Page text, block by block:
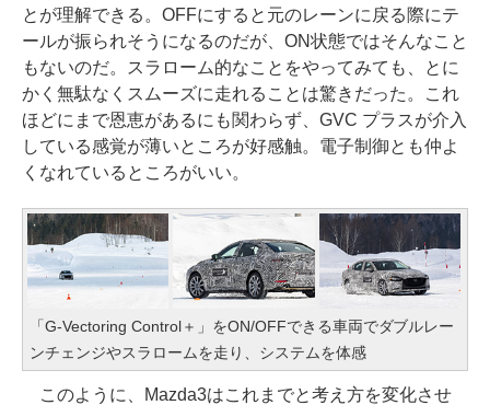
とが理解できる。OFFにすると元のレーンに戻る際にテ
ールが振られそうになるのだが、ON状態ではそんなこと
もないのだ。スラローム的なことをやってみても、とに
かく無駄なくスムーズに走れることは驚きだった。これ
ほどにまで恩恵があるにも関わらず、GVC プラスが介入
している感覚が薄いところが好感触。電子制御とも仲よ
くなれているところがいい。
「G-Vectoring Control＋」をON/OFFできる車両でダブルレー
ンチェンジやスラロームを走り、システムを体感
このように、Mazda3はこれまでと考え方を変化させ